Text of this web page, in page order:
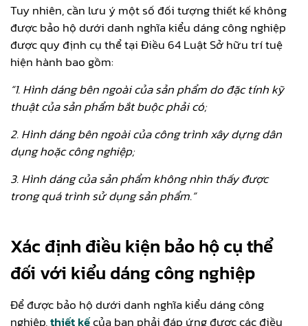
Tuy nhiên, cần lưu ý một số đối tượng thiết kế không
được bảo hộ dưới danh nghĩa kiểu dáng công nghiệp
được quy định cụ thể tại Điều 64 Luật Sở hữu trí tuệ
hiện hành bao gồm:
“1. Hình dáng bên ngoài của sản phẩm do đặc tính kỹ
thuật của sản phẩm bắt buộc phải có;
2. Hình dáng bên ngoài của công trình xây dựng dân
dụng hoặc công nghiệp;
3. Hình dáng của sản phẩm không nhìn thấy được
trong quá trình sử dụng sản phẩm.”
Xác định điều kiện bảo hộ cụ thể
đối với kiểu dáng công nghiệp
Để được bảo hộ dưới danh nghĩa kiểu dáng công
nghiệp,thiết kếcủa bạn phải đáp ứng được các điều